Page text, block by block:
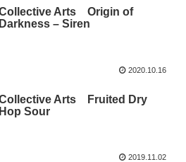
Arts Origin of
Darkness – Siren
2020.10.16
Arts Fruited Dry
Hop Sour
2019.11.02